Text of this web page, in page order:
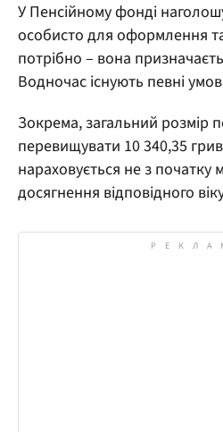
У Пенсійному фонді
особисто для оформлення
потрібно – вона
Водночас існують певні
Зокрема, загальний розмір
перевищувати 10 340,35
нараховується не з початку
досягнення відповідного